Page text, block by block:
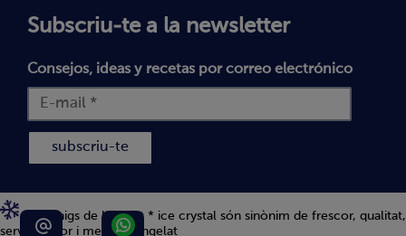
Subscriu-te a la newsletter
Consejos, ideas y recetas por correo electrónico
subscriu-te
Els 5 raigs de bofrost * ice crystal són sinònim de frescor, qualitat,
servei, sabor i menjar congelat